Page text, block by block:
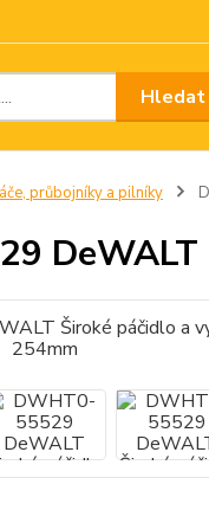
Hledat
průbojníky a pilníky